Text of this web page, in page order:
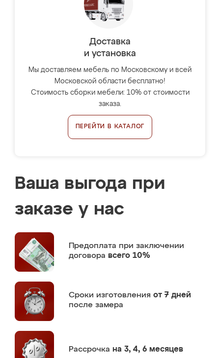
Доставка
и установка
Мы доставляем мебель по Московскому и всей
Московской области бесплатно!
Стоимость сборки мебели: 10% от стоимости
заказа.
ПЕРЕЙТИ В КАТАЛОГ
Ваша выгода при
заказе у нас
Предоплата при заключении
договора всего 10%
Сроки изготовления от 7 дней
после замера
Рассрочка на 3, 4, 6 месяцев